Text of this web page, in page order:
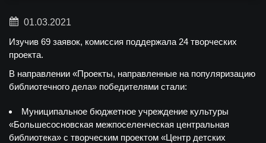
01.03.2021
Изучив 69 заявок, комиссия поддержала 24 творческих
проекта.
В направлении «Проекты, направленные на популяризацию
библиотечного дела» победителями стали:
Муниципальное бюджетное учреждение культуры
«Большесосновская межпоселенческая центральная
библиотека» с творческим проектом «Центр детских